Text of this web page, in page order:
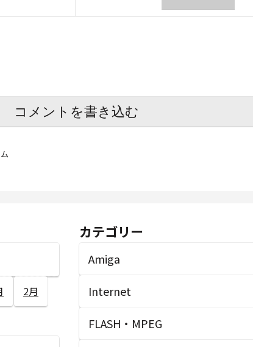
コメントを書き込む
2月
カテゴリー
Amiga
Internet
FLASH・MPEG